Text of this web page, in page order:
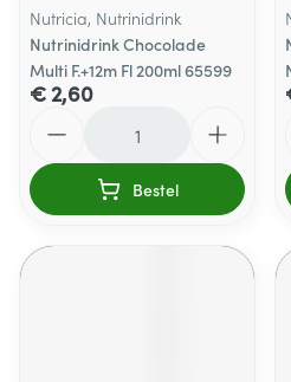
Nutricia, Nutrinidrink
Nutrinidrink Chocolade
Multi F.+12m Fl 200ml 65599
€ 2,60
Bestel